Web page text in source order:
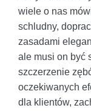
wiele o nas
schludny,
zasadami
ale musi on być
szczerzenie
oczekiwanych
dla klientów,